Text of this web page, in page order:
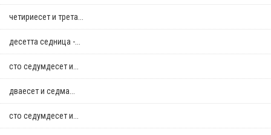
четириесет и трета...
десетта седница -...
сто седумдесет и...
дваесет и седма...
сто седумдесет и...